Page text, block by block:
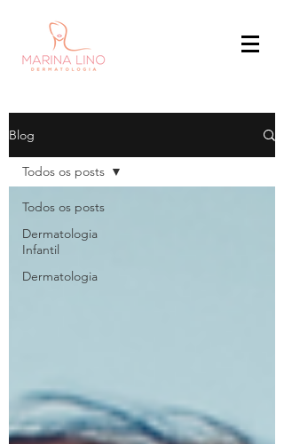
Blog
Todos os posts
Dermatologia
Infantil
Dermatologia
Todos os posts